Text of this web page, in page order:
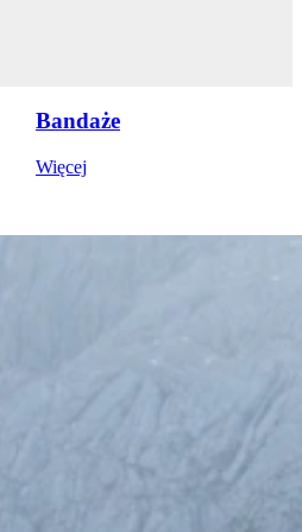
Bandaże
Więcej